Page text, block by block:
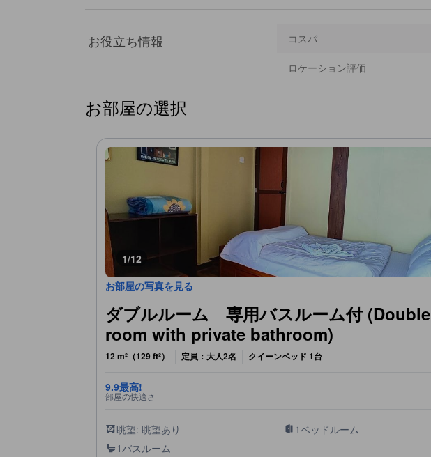
お役立ち情報 コスパ
ロケーション評価
お部屋の選択
1/12
お部屋の写真を見る
ダブルルーム 専用バスルーム付 (Double
room with private bathroom)
12 m²（129 ft²） 定員：大人2名 クイーンベッド 1台
9.9最高!
部屋の快適さ
眺望: 眺望あり 1ベッドルーム
1バスルーム